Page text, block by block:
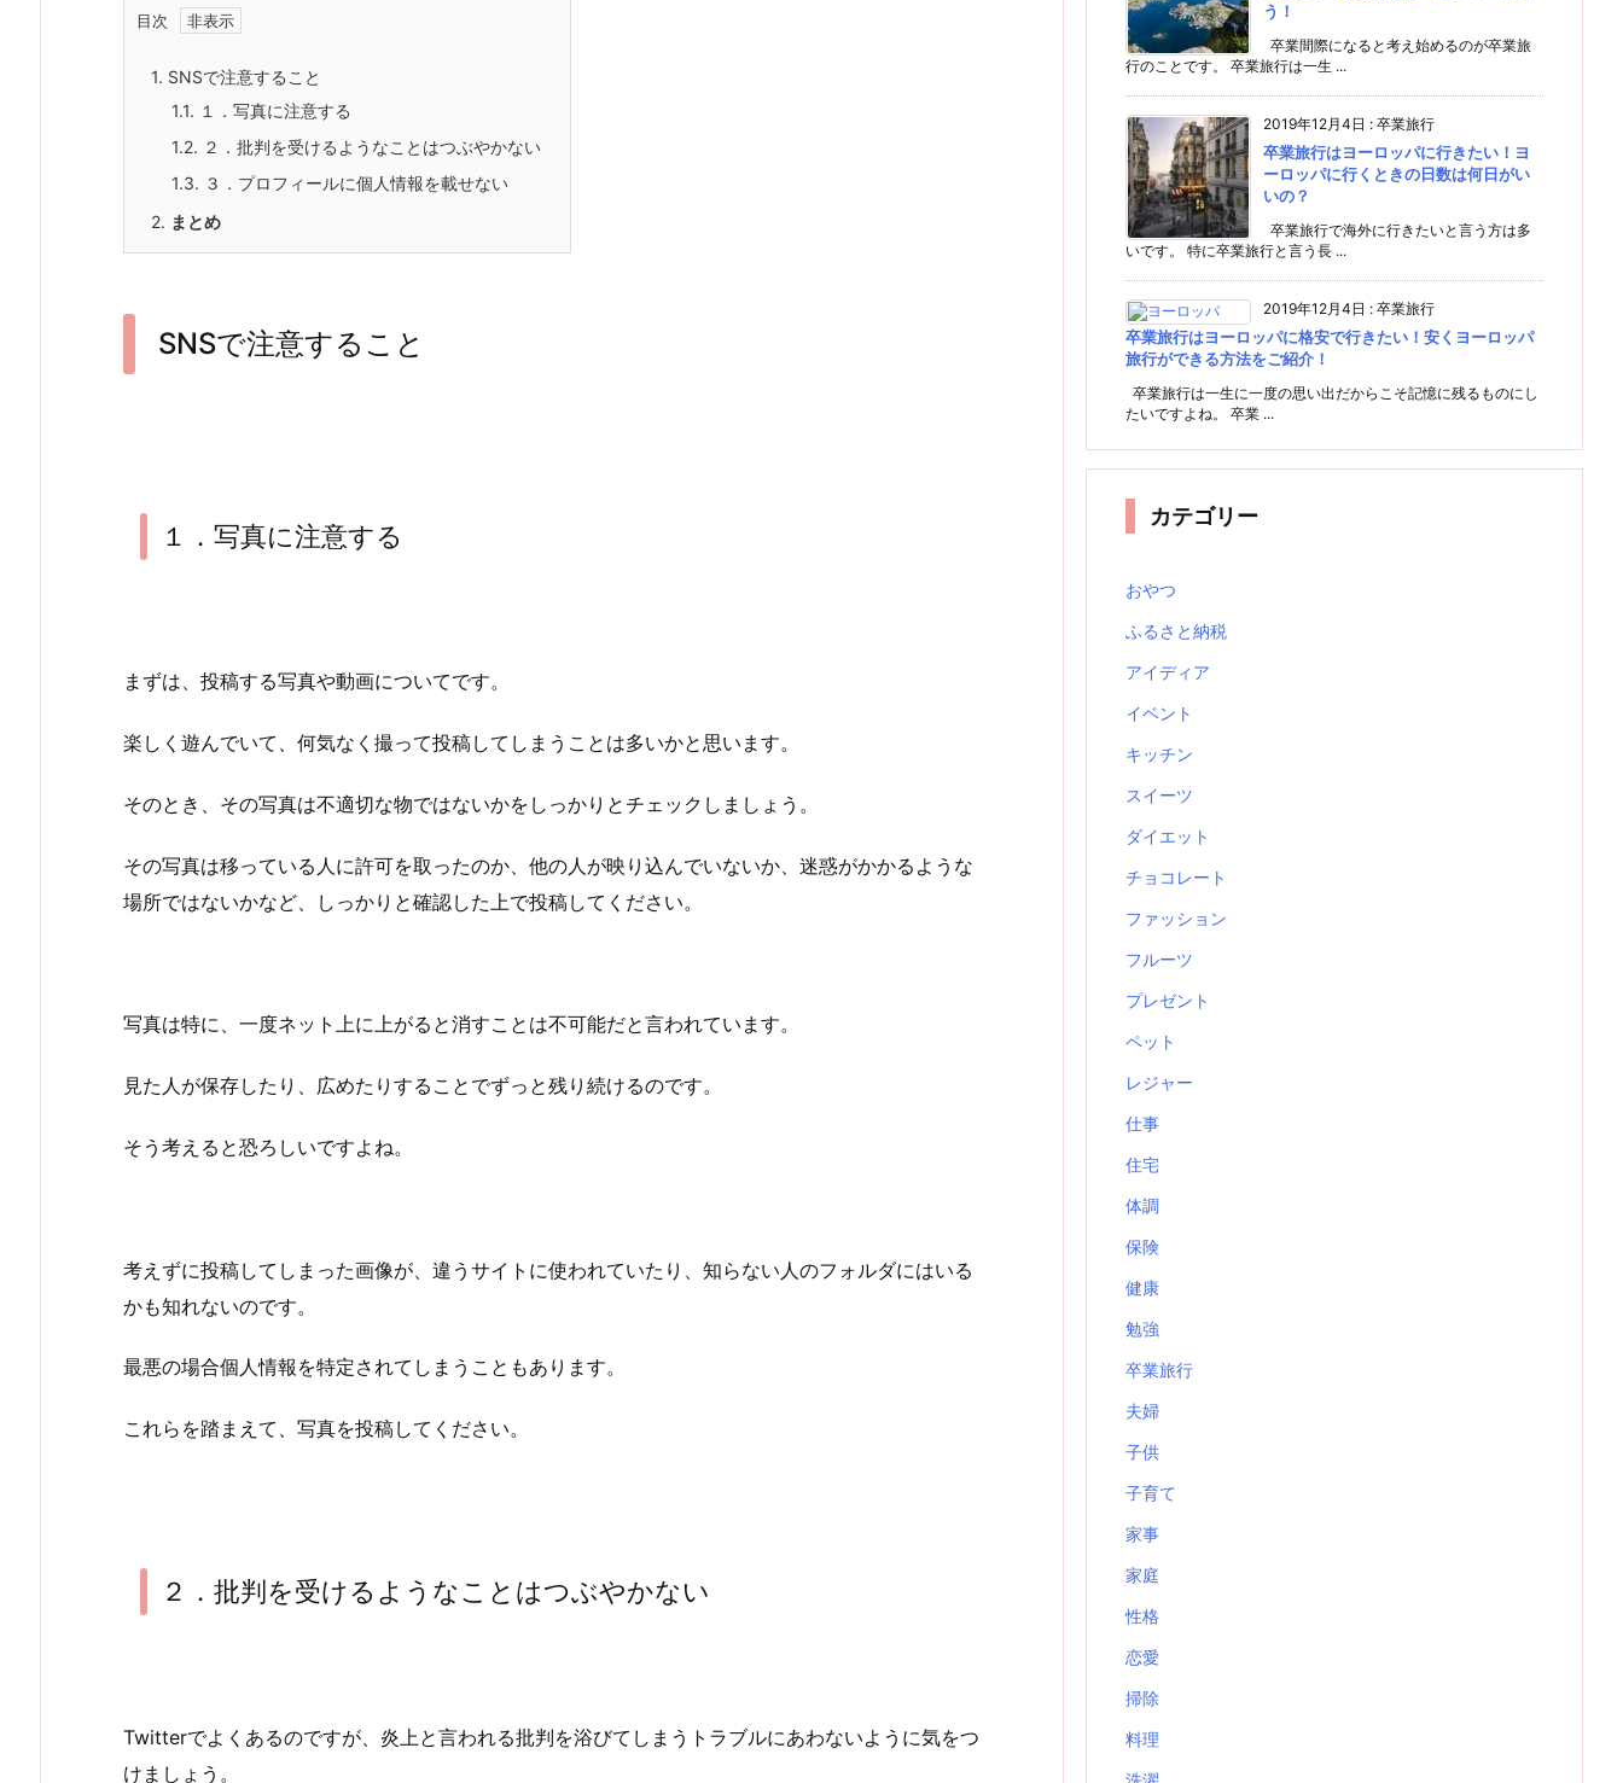
目次
1. SNSで注意すること
1.1. １．写真に注意する
1.2. ２．批判を受けるようなことはつぶやかない
1.3. ３．プロフィールに個人情報を載せない
2. まとめ
SNSで注意すること
１．写真に注意する
まずは、投稿する写真や動画についてです。
楽しく遊んでいて、何気なく撮って投稿してしまうことは多いかと思います。
そのとき、その写真は不適切な物ではないかをしっかりとチェックしましょう。
その写真は移っている人に許可を取ったのか、他の人が映り込んでいないか、迷惑がかかるような
場所ではないかなど、しっかりと確認した上で投稿してください。
写真は特に、一度ネット上に上がると消すことは不可能だと言われています。
見た人が保存したり、広めたりすることでずっと残り続けるのです。
そう考えると恐ろしいですよね。
考えずに投稿してしまった画像が、違うサイトに使われていたり、知らない人のフォルダにはいる
かも知れないのです。
最悪の場合個人情報を特定されてしまうこともあります。
これらを踏まえて、写真を投稿してください。
２．批判を受けるようなことはつぶやかない
Twitterでよくあるのですが、炎上と言われる批判を浴びてしまうトラブルにあわないように気をつ
けましょう。
う！
卒業間際になると考え始めるのが卒業旅
行のことです。 卒業旅行は一生 ...
2019年12月4日 : 卒業旅行
卒業旅行はヨーロッパに行きたい！ヨ
ーロッパに行くときの日数は何日がい
いの？
卒業旅行で海外に行きたいと言う方は多
いです。 特に卒業旅行と言う長 ...
2019年12月4日 : 卒業旅行
卒業旅行はヨーロッパに格安で行きたい！安くヨーロッパ
旅行ができる方法をご紹介！
卒業旅行は一生に一度の思い出だからこそ記憶に残るものにし
たいですよね。 卒業 ...
カテゴリー
おやつ
ふるさと納税
アイディア
イベント
キッチン
スイーツ
ダイエット
チョコレート
ファッション
フルーツ
プレゼント
ペット
レジャー
仕事
住宅
体調
保険
健康
勉強
卒業旅行
夫婦
子供
子育て
家事
家庭
性格
恋愛
掃除
料理